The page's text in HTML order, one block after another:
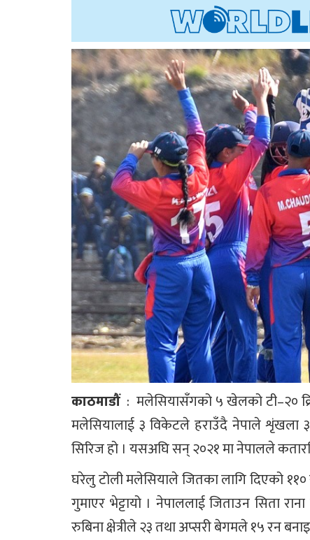
काठमाडौं: मलेसियासँगको ५ खेलको टी–२०
मलेसियालाई ३ विकेटले हराउँदै नेपाले शृंखला
सिरिज हो । यसअघि सन् २०२१ मा नेपालले
घरेलु टोली मलेसियाले जितका लागि दिएको
गुमाएर भेट्टायो । नेपाललाई जिताउन सिता
रुबिना क्षेत्रीले २३ तथा अप्सरी बेगमले १५ रन